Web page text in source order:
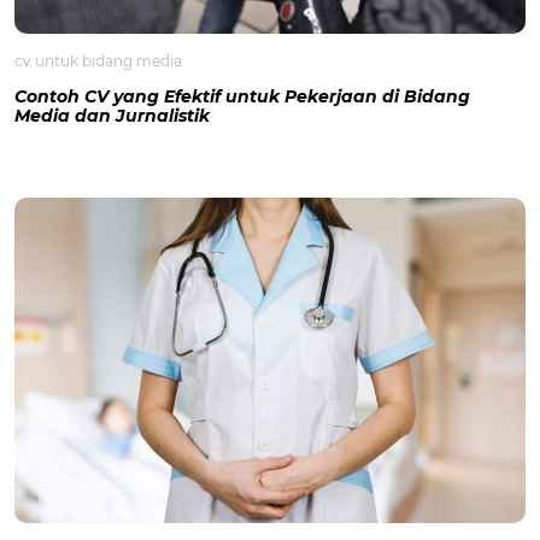
cv untuk bidang media
Contoh CV yang Efektif untuk Pekerjaan di Bidang
Media dan Jurnalistik